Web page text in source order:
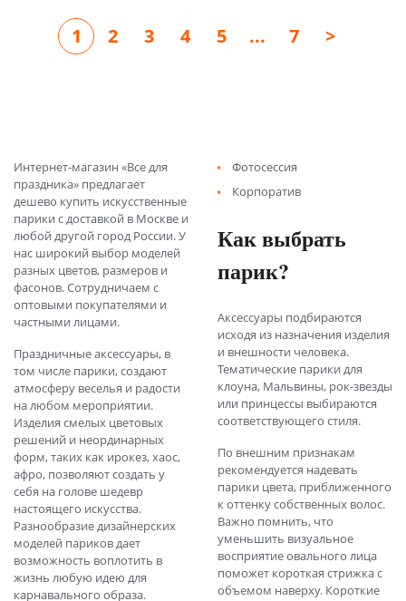
1 2 3 4 5 ... 7 >
Интернет-магазин «Все для
праздника» предлагает
дешево купить искусственные
парики с доставкой в Москве и
любой другой город России. У
нас широкий выбор моделей
разных цветов, размеров и
фасонов. Сотрудничаем с
оптовыми покупателями и
частными лицами.
Праздничные аксессуары, в
том числе парики, создают
атмосферу веселья и радости
на любом мероприятии.
Изделия смелых цветовых
решений и неординарных
форм, таких как ирокез, хаос,
афро, позволяют создать у
себя на голове шедевр
настоящего искусства.
Разнообразие дизайнерских
моделей париков дает
возможность воплотить в
жизнь любую идею для
карнавального образа.
Фотосессия
Корпоратив
Как выбрать
парик?
Аксессуары подбираются
исходя из назначения изделия
и внешности человека.
Тематические парики для
клоуна, Мальвины, рок-звезды
или принцессы выбираются
соответствующего стиля.
По внешним признакам
рекомендуется надевать
парики цвета, приближенного
к оттенку собственных волос.
Важно помнить, что
уменьшить визуальное
восприятие овального лица
поможет короткая стрижка с
объемом наверху. Короткие